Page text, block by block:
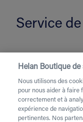
Service
Remplissez le
matériel de soins.
d’une livraison le
téléphone au 02 218
Helan Boutique
Nous utilisons des
pour nous aider à faire
correctement et à
expérience de
pertinentes. Nos